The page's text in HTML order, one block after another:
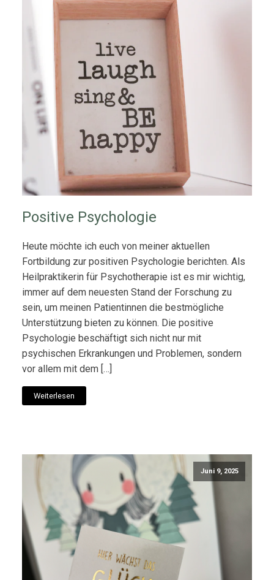
Positive Psychologie
Heute möchte ich euch von meiner aktuellen
Fortbildung zur positiven Psychologie berichten. Als
Heilpraktikerin für Psychotherapie ist es mir wichtig,
immer auf dem neuesten Stand der Forschung zu
sein, um meinen Patientinnen die bestmögliche
Unterstützung bieten zu können. Die positive
Psychologie beschäftigt sich nicht nur mit
psychischen Erkrankungen und Problemen, sondern
vor allem mit dem […]
Weiterlesen
Juni 9, 2025